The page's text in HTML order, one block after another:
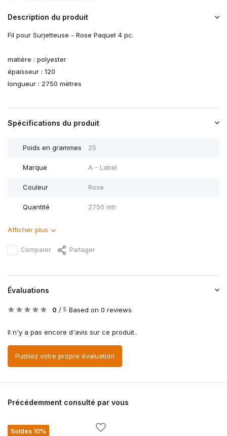
Description du produit
Fil pour Surjetteuse - Rose Paquet 4 pc.
matière : polyester
épaisseur : 120
longueur : 2750 mètres
Spécifications du produit
Poids en grammes 25
Marque A - Label
Couleur Rose
Quantité 2750 mtr
Afficher plus
Comparer Partager
Évaluations
0 / 5 Based on 0 reviews
Il n'y a pas encore d'avis sur ce produit..
Publiez votre propre évaluation
Précédemment consulté par vous
Soldes 10%